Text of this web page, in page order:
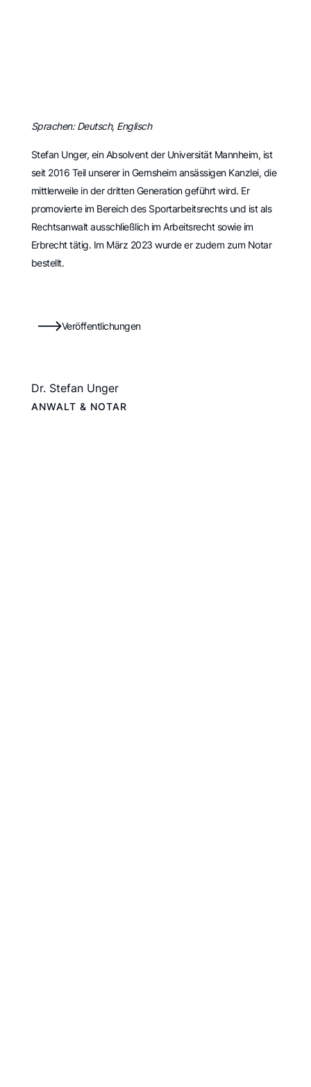
Sprachen: Deutsch, Englisch
Stefan Unger, ein Absolvent der Universität Mannheim, ist
seit 2016 Teil unserer in Gernsheim ansässigen Kanzlei, die
mittlerweile in der dritten Generation geführt wird. Er
promovierte im Bereich des Sportarbeitsrechts und ist als
Rechtsanwalt ausschließlich im Arbeitsrecht sowie im
Erbrecht tätig. Im März 2023 wurde er zudem zum Notar
bestellt.
Veröffentlichungen
Dr. Stefan Unger
ANWALT & NOTAR